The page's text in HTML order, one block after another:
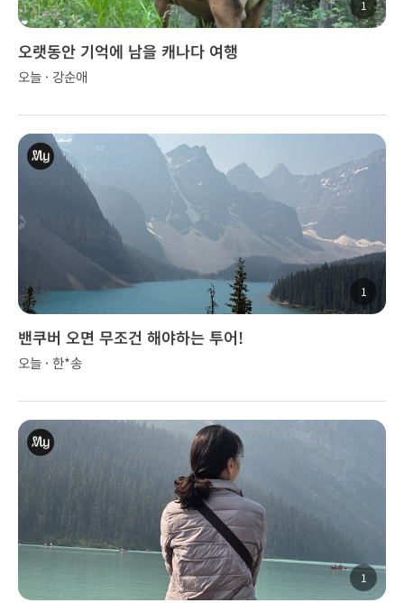
1
오랫동안 기억에 남을 캐나다 여행
오늘 · 강순애
1
밴쿠버 오면 무조건 해야하는 투어!
오늘 · 한*송
1